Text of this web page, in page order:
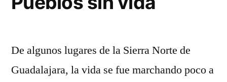
De algunos lugares de la Sierra Norte de
Guadalajara, la vida se fue marchando poco a